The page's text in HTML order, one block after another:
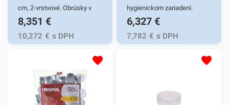
cm, 2-vrstvové. Obrúsky v
tmavomodrej farbe v balení
50ks. Používajú sa v
reštauráciách, v
Dvojvrstvové prevedenie
kvalitného papiera poskytne
kvalitnú službu užívateľovi a
8,351 €
10,272 € s DPH
hygienickom zariadení.
Tablety pre vkladanie do
pisoárov majú účinný čistiaci
a deodoračný účinok.
Zabraňujú tvorbe usadenín,
nečistoty aj z ťažko
6,327 €
7,782 € s DPH